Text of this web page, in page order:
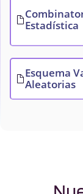
Estadística
Esquema
Aleatorias